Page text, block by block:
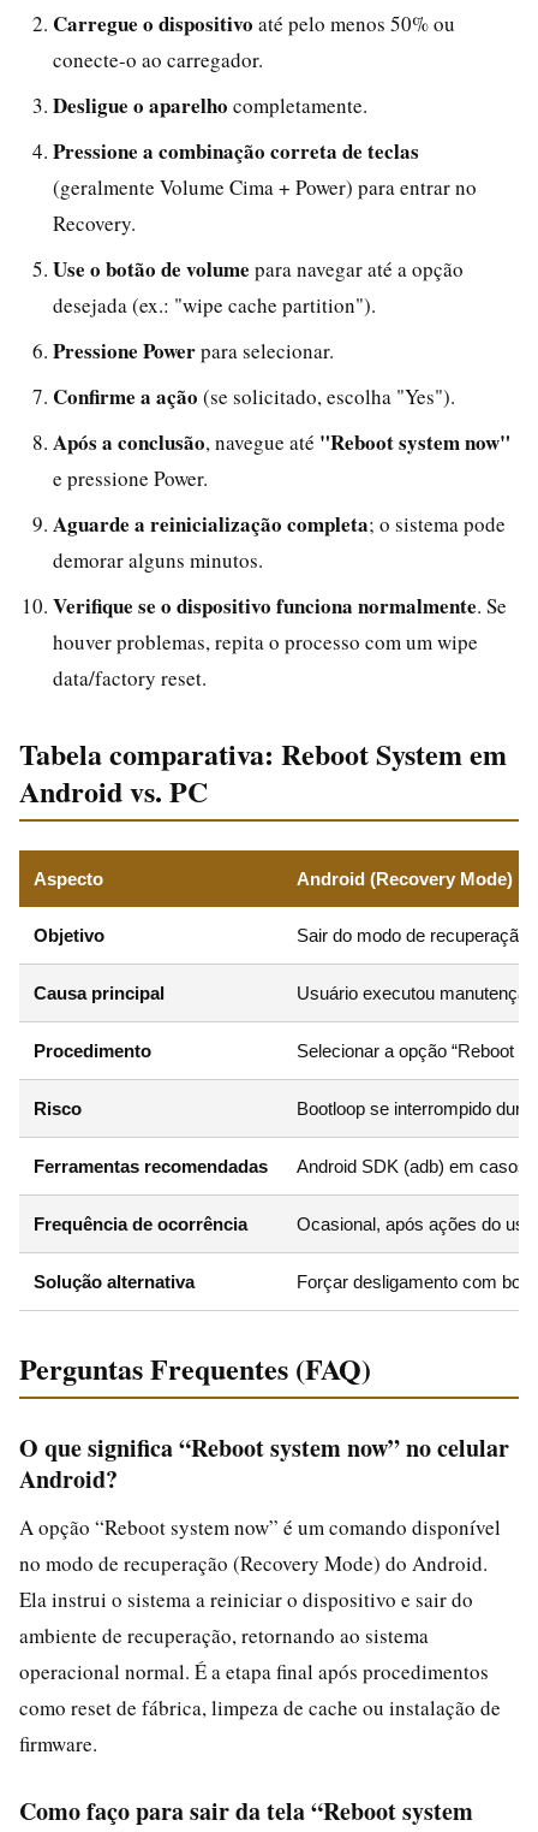
Carregue o dispositivo até pelo menos 50% ou
conecte-o ao carregador.
Desligue o aparelho completamente.
Pressione a combinação correta de teclas
(geralmente Volume Cima + Power) para entrar no
Recovery.
Use o botão de volume para navegar até a opção
desejada (ex.: "wipe cache partition").
Pressione Powerpara selecionar.
Confirme a ação (se solicitado, escolha "Yes").
Após a conclusão, navegue até "Reboot system now"
e pressione Power.
Aguarde a reinicialização completa; o sistema pode
demorar alguns minutos.
Verifique se o dispositivo funciona normalmente. Se
houver problemas, repita o processo com um wipe
data/factory reset.
Tabela comparativa: Reboot System em
Android vs. PC
Aspecto Android (Recovery Mode)
Objetivo Sair do modo de
Causa principal Usuário executou
Procedimento Selecionar a opção “Reboot
Risco Bootloop se interrompido
Ferramentas recomendadas Android SDK (adb) em casos
Frequência de ocorrência Ocasional, após ações do
Solução alternativa Forçar desligamento com
Perguntas Frequentes (FAQ)
O que significa “Reboot system now” no celular
Android?
A opção “Reboot system now” é um comando disponível
no modo de recuperação (Recovery Mode) do Android.
Ela instrui o sistema a reiniciar o dispositivo e sair do
ambiente de recuperação, retornando ao sistema
operacional normal. É a etapa final após procedimentos
como reset de fábrica, limpeza de cache ou instalação de
firmware.
Como faço para sair da tela “Reboot system